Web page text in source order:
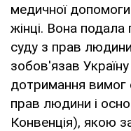
медичної
жінці. Вона
суду з прав
зобов'язав
дотримання вимог
прав людини і
Конвенція), якою